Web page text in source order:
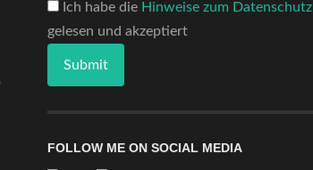
Ich habe die Hinweise zum Datenschutz
gelesen und akzeptiert
FOLLOW ME ON SOCIAL MEDIA